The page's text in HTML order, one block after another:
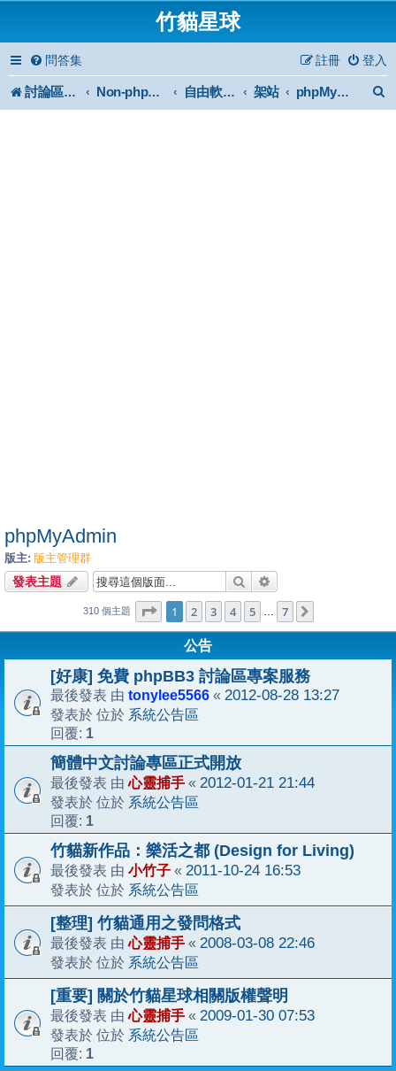
竹貓星球
問答集 登入
註冊
討論區首頁 Non-phpBB specific 自由軟體或免費軟體 架站 phpMyAdmin
phpMyAdmin
版主: 版主管理群
發表主題 搜尋
310 個主題 第1 頁 (共 頁)
1 2 3 4 5 … 7
公告
[好康] 免費 phpBB3 討論區專案服務
最後發表 由 tonylee5566 « 2012-08-28 13:27
發表於 位於 系統公告區
回覆: 1
簡體中文討論專區正式開放
最後發表 由心靈捕手 « 2012-01-21 21:44
發表於 位於 系統公告區
回覆: 1
竹貓新作品：樂活之都 (Design for Living)
最後發表 由 小竹子 « 2011-10-24 16:53
發表於 位於 系統公告區
[整理] 竹貓通用之發問格式
最後發表 由心靈捕手 « 2008-03-08 22:46
發表於 位於 系統公告區
[重要] 關於竹貓星球相關版權聲明
最後發表 由心靈捕手 « 2009-01-30 07:53
發表於 位於 系統公告區
回覆: 1